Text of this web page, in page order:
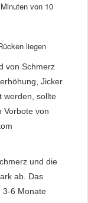
von 10
liegen
von Schmerz
Jicker
werden, sollte
Vorbote von
und die
ab. Das
3-6 Monate